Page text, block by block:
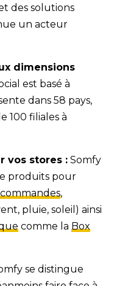
des solutions
un acteur
dimensions
est basé à
dans 58 pays,
100 filiales à
vos stores : Somfy
produits pour
,
pluie, soleil) ainsi
comme la Box
se distingue